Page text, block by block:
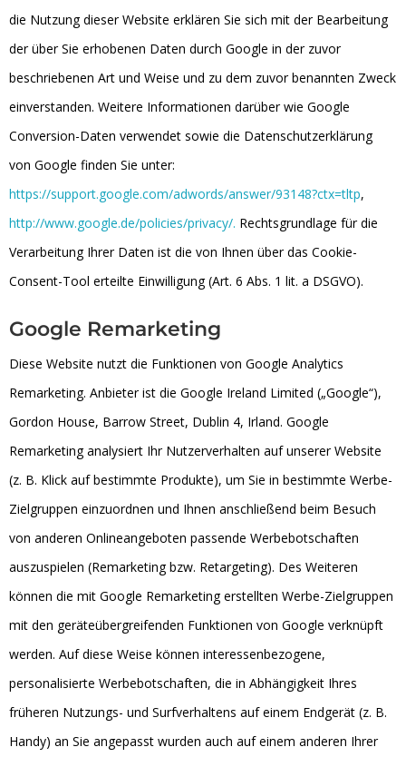
die Nutzung dieser Website erklären Sie sich mit der Bearbeitung
der über Sie erhobenen Daten durch Google in der zuvor
beschriebenen Art und Weise und zu dem zuvor benannten Zweck
einverstanden. Weitere Informationen darüber wie Google
Conversion-Daten verwendet sowie die Datenschutzerklärung
von Google finden Sie unter:
https://support.google.com/adwords/answer/93148?ctx=tltp,
http://www.google.de/policies/privacy/. Rechtsgrundlage für die
Verarbeitung Ihrer Daten ist die von Ihnen über das Cookie-
Consent-Tool erteilte Einwilligung (Art. 6 Abs. 1 lit. a DSGVO).
Google Remarketing
Diese Website nutzt die Funktionen von Google Analytics
Remarketing. Anbieter ist die Google Ireland Limited („Google“),
Gordon House, Barrow Street, Dublin 4, Irland. Google
Remarketing analysiert Ihr Nutzerverhalten auf unserer Website
(z. B. Klick auf bestimmte Produkte), um Sie in bestimmte Werbe-
Zielgruppen einzuordnen und Ihnen anschließend beim Besuch
von anderen Onlineangeboten passende Werbebotschaften
auszuspielen (Remarketing bzw. Retargeting). Des Weiteren
können die mit Google Remarketing erstellten Werbe-Zielgruppen
mit den geräteübergreifenden Funktionen von Google verknüpft
werden. Auf diese Weise können interessenbezogene,
personalisierte Werbebotschaften, die in Abhängigkeit Ihres
früheren Nutzungs- und Surfverhaltens auf einem Endgerät (z. B.
Handy) an Sie angepasst wurden auch auf einem anderen Ihrer